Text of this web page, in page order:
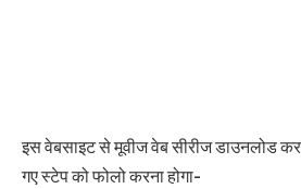
इस वेबसाइट से मूवीज वेब सीरीज डाउनलोड
गए स्टेप को फोलो करना होगा-